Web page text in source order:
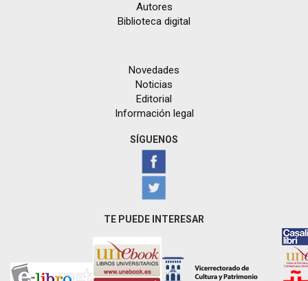
Autores
Biblioteca digital
Novedades
Noticias
Editorial
Información legal
SÍGUENOS
TE PUEDE INTERESAR